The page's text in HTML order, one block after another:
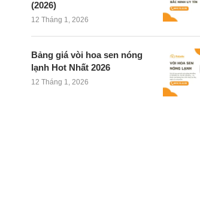
(2026)
12 Tháng 1, 2026
Bảng giá vòi hoa sen nóng
lạnh Hot Nhất 2026
12 Tháng 1, 2026